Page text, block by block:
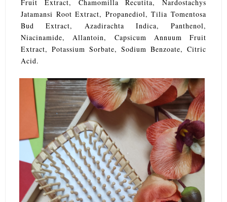
Fruit Extract, Chamomilla Recutita, Nardostachys
Jatamansi Root Extract, Propanediol, Tilia Tomentosa
Bud Extract, Azadirachta Indica, Panthenol,
Niacinamide, Allantoin, Capsicum Annuum Fruit
Extract, Potassium Sorbate, Sodium Benzoate, Citric
Acid.